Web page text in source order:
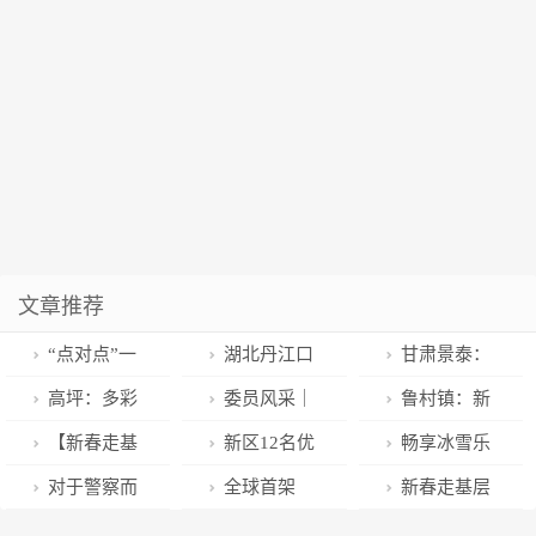
文章推荐
“点对点”一
站式包车 送务
工人员安全返
岗
湖北丹江口
市水利移民中
心“共同缔造”
美丽香莲村庄
甘肃景泰：
持续落实“双
减”政策 推动
“双减”走深走
高坪：多彩
活动庆新春 欢
声笑语幸福年
委员风采｜
彭军——投身
于公益慈善事
鲁村镇：新
年新闻三个“美
故事”
【新春走基
层·奉献】让每
新区12名优
秀学子入选
畅享冰雪乐
趣 点燃假日激
对于警察而 全球首架 新春走基层